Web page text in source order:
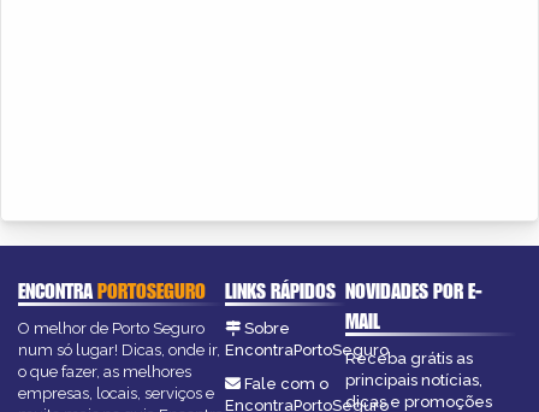
ENCONTRAPORTOSEGURO
O melhor de Porto Seguro
num só lugar! Dicas, onde ir,
o que fazer, as melhores
empresas, locais, serviços e
LINKS RÁPIDOS
Sobre
EncontraPortoSeguro
Fale com o
EncontraPortoSeguro
NOVIDADES POR E-
MAIL
Receba grátis as
principais notícias,
dicas e promoções